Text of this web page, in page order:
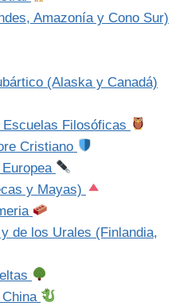
Amazonía y Cono Sur)
(Alaska y Canadá)
Filosóficas
Cristiano
y Mayas)
de los Urales (Finlandia,